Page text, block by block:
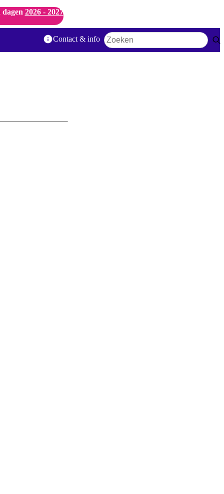
dagen 2026 - 2027
Contact & info
Zoekwoord
mooi
College